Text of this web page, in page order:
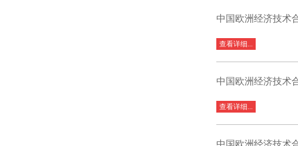
中国欧洲经济技术
查看详细...
中国欧洲经济技术
查看详细...
中国欧洲经济技术